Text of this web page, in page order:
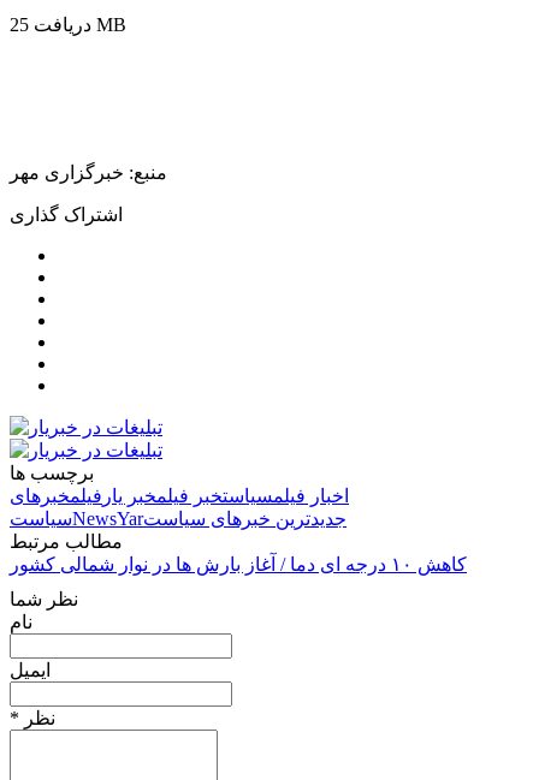
دریافت 25 MB
منبع: خبرگزاری مهر
اشتراک گذاری
برچسب ها
اخبار فیلمسیاستخبر فیلمخبر یار فیلمخبرهای
سیاستNewsYarجدیدترین خبرهای سیاست
مطالب مرتبط
کاهش ۱۰ درجه ای دما / آغاز بارش ها در نوار شمالی کشور
نظر شما
نام
ایمیل
* نظر